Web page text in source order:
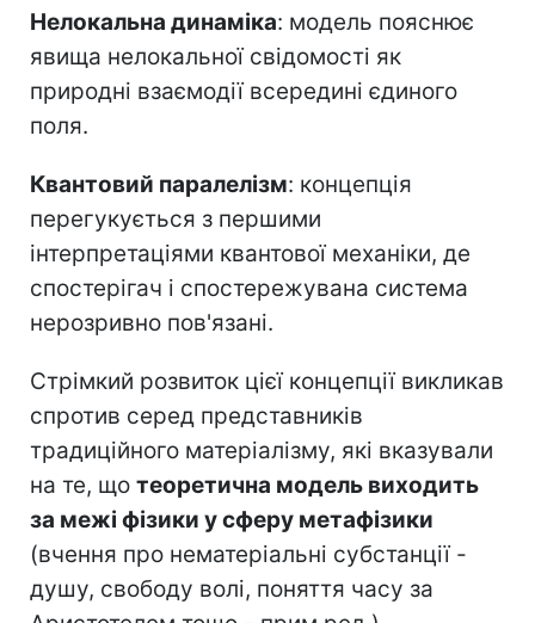
Нелокальна динаміка: модель пояснює
явища нелокальної свідомості як
природні взаємодії всередині єдиного
поля.
Квантовий паралелізм: концепція
перегукується з першими
інтерпретаціями квантової механіки, де
спостерігач і спостережувана система
нерозривно пов'язані.
Стрімкий розвиток цієї концепції викликав
спротив серед представників
традиційного матеріалізму, які вказували
на те, що теоретична модель виходить
за межі фізики у сферу метафізики
(вчення про нематеріальні субстанції -
душу, свободу волі, поняття часу за